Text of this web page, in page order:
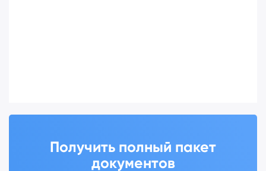
Получить полный пакет
документов